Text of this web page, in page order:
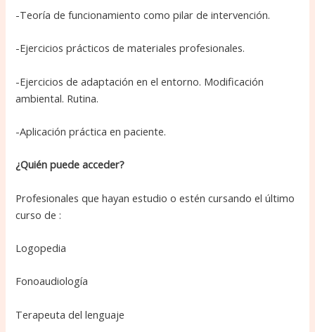
-Teoría de funcionamiento como pilar de intervención.
-Ejercicios prácticos de materiales profesionales.
-Ejercicios de adaptación en el entorno. Modificación
ambiental. Rutina.
-Aplicación práctica en paciente.
¿Quién puede acceder?
Profesionales que hayan estudio o estén cursando el último
curso de :
Logopedia
Fonoaudiología
Terapeuta del lenguaje